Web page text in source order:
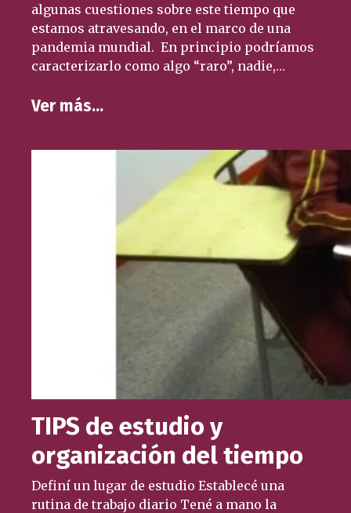
algunas cuestiones sobre este tiempo que
estamos atravesando, en el marco de una
pandemia mundial. En principio podríamos
caracterizarlo como algo “raro”, nadie,…
Ver más…
TIPS de estudio y
organización del tiempo
Definí un lugar de estudio Establecé una
rutina de trabajo diario Tené a mano la